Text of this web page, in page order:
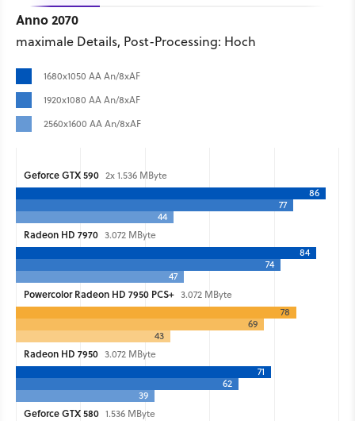
Anno 2070
maximale Details, Post-Processing: Hoch
1680x1050 AA An/8xAF
1920x1080 AA An/8xAF
2560x1600 AA An/8xAF
Geforce GTX 590 2x 1.536 MByte
86
77
44
Radeon HD 7970 3.072 MByte
84
74
47
Powercolor Radeon HD 7950 PCS+ 3.072 MByte
78
69
43
Radeon HD 7950 3.072 MByte
71
62
39
Geforce GTX 580 1.536 MByte